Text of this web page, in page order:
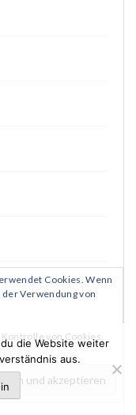
Cookies. Wenn
Verwendung von
von Cookies,
die Website weiter
aus.